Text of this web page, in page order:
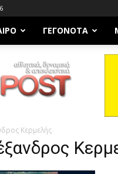
ΓΕΓΟΝΌΤΑ
Κερμελής